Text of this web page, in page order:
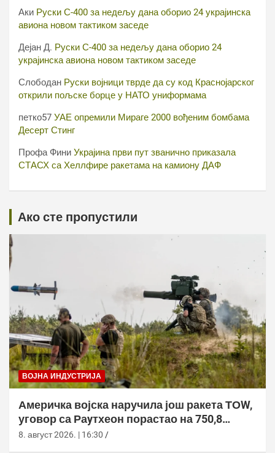
Аки Руски С-400 за недељу дана оборио 24 украјинска
авиона новом тактиком заседе
Дејан Д. Руски С-400 за недељу дана оборио 24
украјинска авиона новом тактиком заседе
Слободан Руски војници тврде да су код Краснојарског
открили пољске борце у НАТО униформама
петко57 УАЕ опремили Мираге 2000 вођеним бомбама
Десерт Стинг
Профа Фини Украјина први пут званично приказала
СТАСХ са Хеллфире ракетама на камиону ДАФ
Ако сте пропустили
ВОЈНА ИНДУСТРИЈА
Америчка војска наручила још ракета ТОW,
уговор са Раyтхеон порастао на 750,8
милиона долара
8. август 2026. | 16:30